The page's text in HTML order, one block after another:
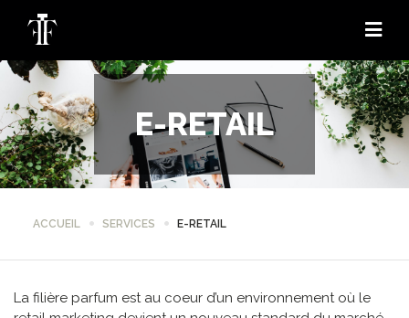
E-RETAIL
ACCUEIL SERVICES E-RETAIL
La filière parfum est au coeur d’un environnement où le